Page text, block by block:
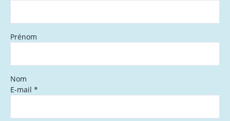
Prénom
Nom
E-mail *